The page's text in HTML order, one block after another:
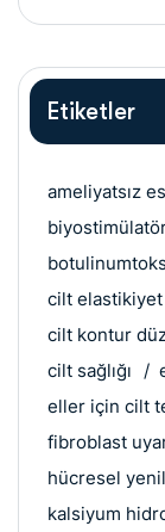
Etiketler
ameliyatsız
cilt elastikiyet
cilt kontur
cilt sağlığı
eller için cilt
fibroblast
hücresel
kalsiyum